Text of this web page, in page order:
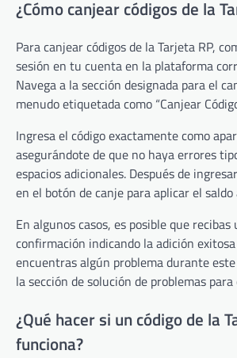
¿Cómo canjear códigos de la
Para canjear códigos de la Tarjeta RP,
sesión en tu cuenta en la plataforma
Navega a la sección designada para el
menudo etiquetada como “Canjear
Ingresa el código exactamente como
asegurándote de que no haya errores
espacios adicionales. Después de
en el botón de canje para aplicar el
En algunos casos, es posible que
confirmación indicando la adición
encuentras algún problema durante
la sección de solución de problemas
¿Qué hacer si un código de la
funciona?